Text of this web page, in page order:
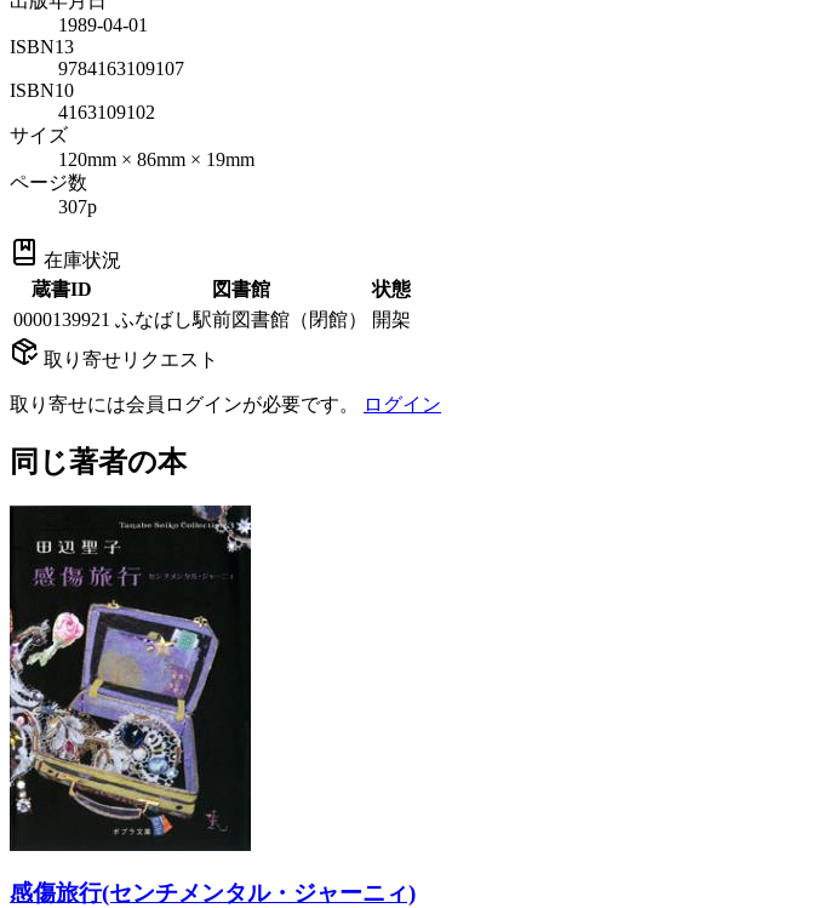
1989-04-01
ISBN13
9784163109107
ISBN10
4163109102
サイズ
120mm × 86mm × 19mm
ページ数
307p
在庫状況
蔵書ID
図書館
状態
0000139921 ふなばし駅前図書館（閉館）
開架
取り寄せリクエスト
取り寄せには会員ログインが必要です。 ログイン
同じ著者の本
感傷旅行(センチメンタル・ジャーニィ)